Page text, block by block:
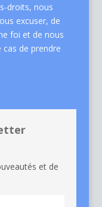
droits, nous
excuser, de
foi et de nous
cas de prendre
et de